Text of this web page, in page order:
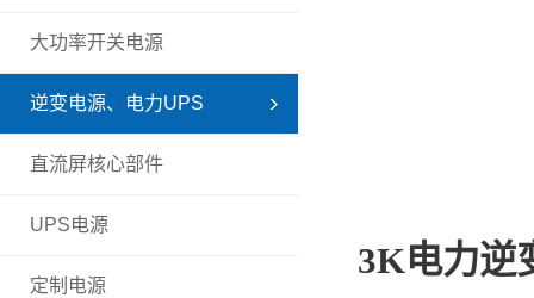
大功率开关电源
逆变电源、电力UPS
直流屏核心部件
UPS电源
定制电源
3K电力逆